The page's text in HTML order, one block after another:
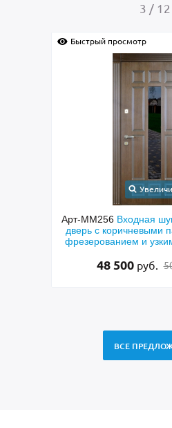
4 / 12
Быстрый просмотр
Арт-ММ237Входная
окрашиванием
с овальным
27 500руб.
ВСЕ